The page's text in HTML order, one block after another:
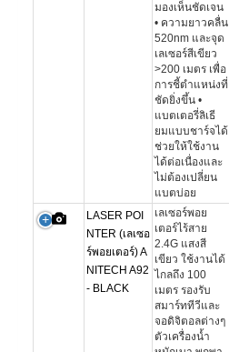
มองเห็นชัดเจน
• ความยาวคลื่น
520nm และจุด
เลเซอร์สีเขียว
>200 เมตร เพื่อ
การชี้ตำแหน่งที่
ชัดยิ่งขึ้น •
แบตเตอรี่ลิเธี
ยมแบบชาร์จได้
ช่วยให้ใช้งาน
ได้ต่อเนื่องและ
ไม่ต้องเปลี่ยน
แบตบ่อย
LASER POI
NTER (เลเซอ
ร์พอยเตอร์) A
NITECH A92
- BLACK
เลเซอร์พอย
เตอร์ไร้สาย
2.4G แสงสี
เขียว ใช้งานได้
ไกลถึง 100
เมตร รองรับ
สมาร์ททีวีและ
จอดิจิตอลต่างๆ
ตัวเครื่องน้ำ